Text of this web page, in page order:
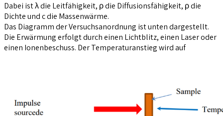
Dabei ist λ die Leitfähigkeit, ρ die Diffusionsfähigkeit, ρ die
Dichte und c die Massenwärme.
Das Diagramm der Versuchsanordnung ist unten dargestellt.
Die Erwärmung erfolgt durch einen Lichtblitz, einen Laser oder
einen Ionenbeschuss. Der Temperaturanstieg wird auf